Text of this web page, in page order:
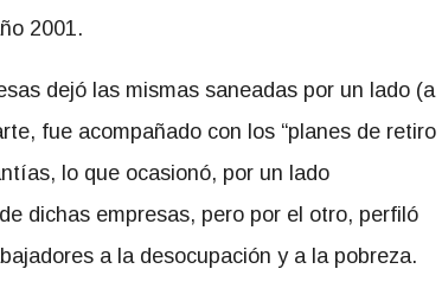
2001.
dejó las mismas saneadas por un lado (a
fue acompañado con los “planes de retiro
lo que ocasionó, por un lado
dichas empresas, pero por el otro, perfiló
a la desocupación y a la pobreza.